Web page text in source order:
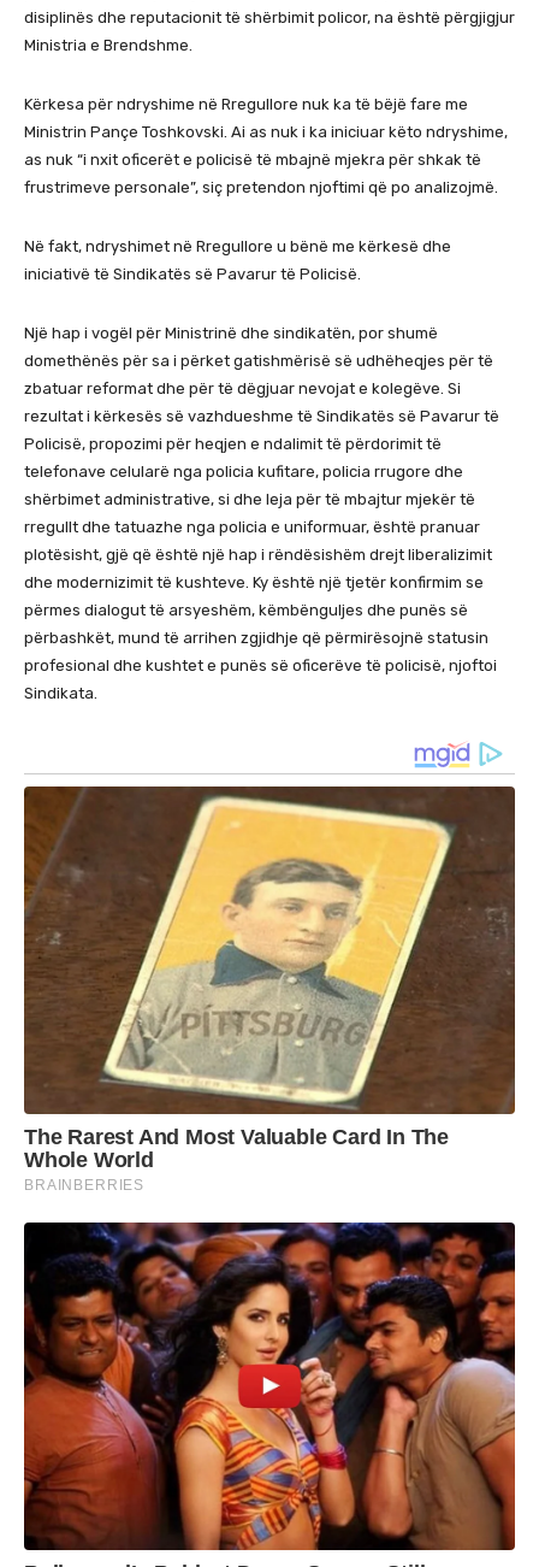
disiplinës dhe reputacionit të shërbimit policor, na është përgjigjur
Ministria e Brendshme.
Kërkesa për ndryshime në Rregullore nuk ka të bëjë fare me
Ministrin Pançe Toshkovski. Ai as nuk i ka iniciuar këto ndryshime,
as nuk “i nxit oficerët e policisë të mbajnë mjekra për shkak të
frustrimeve personale”, siç pretendon njoftimi që po analizojmë.
Në fakt, ndryshimet në Rregullore u bënë me kërkesë dhe
iniciativë të Sindikatës së Pavarur të Policisë.
Një hap i vogël për Ministrinë dhe sindikatën, por shumë
domethënës për sa i përket gatishmërisë së udhëheqjes për të
zbatuar reformat dhe për të dëgjuar nevojat e kolegëve. Si
rezultat i kërkesës së vazhdueshme të Sindikatës së Pavarur të
Policisë, propozimi për heqjen e ndalimit të përdorimit të
telefonave celularë nga policia kufitare, policia rrugore dhe
shërbimet administrative, si dhe leja për të mbajtur mjekër të
rregullt dhe tatuazhe nga policia e uniformuar, është pranuar
plotësisht, gjë që është një hap i rëndësishëm drejt liberalizimit
dhe modernizimit të kushteve. Ky është një tjetër konfirmim se
përmes dialogut të arsyeshëm, këmbënguljes dhe punës së
përbashkët, mund të arrihen zgjidhje që përmirësojnë statusin
profesional dhe kushtet e punës së oficerëve të policisë, njoftoi
Sindikata.